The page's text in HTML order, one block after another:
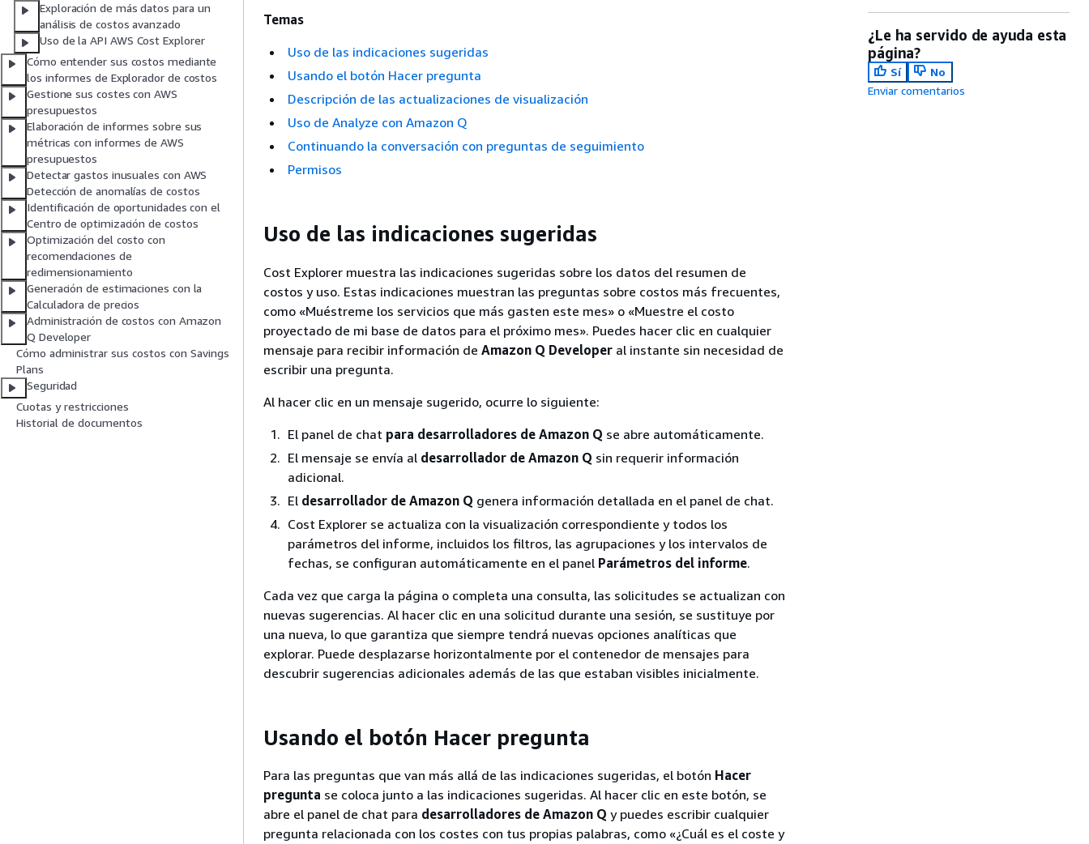
Exploración de más datos para un
análisis de costos avanzado
Uso de la API AWS Cost Explorer
Cómo entender sus costos mediante
los informes de Explorador de costos
Gestione sus costes con AWS
presupuestos
Elaboración de informes sobre sus
métricas con informes de AWS
presupuestos
Detectar gastos inusuales con AWS
Detección de anomalías de costos
Identificación de oportunidades con el
Centro de optimización de costos
Optimización del costo con
recomendaciones de
redimensionamiento
Generación de estimaciones con la
Calculadora de precios
Administración de costos con Amazon
Q Developer
Cómo administrar sus costos con Savings
Plans
Seguridad
Cuotas y restricciones
Historial de documentos
Temas
Uso de las indicaciones sugeridas
Usando el botón Hacer pregunta
Descripción de las actualizaciones de visualización
Uso de Analyze con Amazon Q
Continuando la conversación con preguntas de seguimiento
Permisos
Uso de las indicaciones sugeridas
Cost Explorer muestra las indicaciones sugeridas sobre los datos del resumen de
costos y uso. Estas indicaciones muestran las preguntas sobre costos más frecuentes,
como «Muéstreme los servicios que más gasten este mes» o «Muestre el costo
proyectado de mi base de datos para el próximo mes». Puedes hacer clic en cualquier
mensaje para recibir información de Amazon Q Developer al instante sin necesidad de
escribir una pregunta.
Al hacer clic en un mensaje sugerido, ocurre lo siguiente:
El panel de chat para desarrolladores de Amazon Q se abre automáticamente.
El mensaje se envía al desarrollador de Amazon Q sin requerir información
adicional.
El desarrollador de Amazon Q genera información detallada en el panel de chat.
Cost Explorer se actualiza con la visualización correspondiente y todos los
parámetros del informe, incluidos los filtros, las agrupaciones y los intervalos de
fechas, se configuran automáticamente en el panel Parámetros del informe.
Cada vez que carga la página o completa una consulta, las solicitudes se actualizan con
nuevas sugerencias. Al hacer clic en una solicitud durante una sesión, se sustituye por
una nueva, lo que garantiza que siempre tendrá nuevas opciones analíticas que
explorar. Puede desplazarse horizontalmente por el contenedor de mensajes para
descubrir sugerencias adicionales además de las que estaban visibles inicialmente.
Usando el botón Hacer pregunta
Para las preguntas que van más allá de las indicaciones sugeridas, el botón Hacer
pregunta se coloca junto a las indicaciones sugeridas. Al hacer clic en este botón, se
abre el panel de chat para desarrolladores de Amazon Q y puedes escribir cualquier
pregunta relacionada con los costes con tus propias palabras, como «¿Cuál es el coste y
¿Le ha servido de ayuda esta
página?
Sí
No
Enviar comentarios